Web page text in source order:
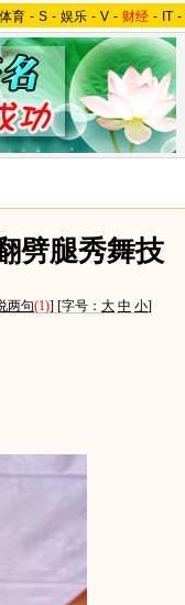
体育 - S - 娱乐 - V - 财经 - IT -
劈腿秀舞技
两句(1)] [字号： 大 中 小]